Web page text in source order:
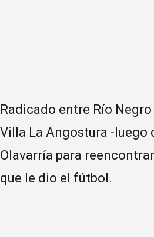
Radicado entre Río
Villa La Angostura -luego
Olavarría para
que le dio el fútbol.